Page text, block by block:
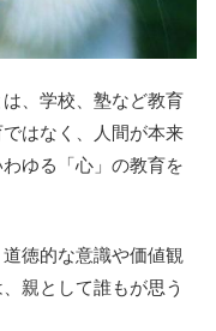
、学校、塾など教育
はなく、人間が本来
ゆる「心」の教育を
徳的な意識や価値観
親として誰もが思う